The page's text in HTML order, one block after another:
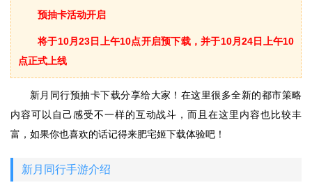
预抽卡活动开启
将于10月23日上午10点开启预下载，并于10月24日上午10
点正式上线
新月同行预抽卡下载分享给大家！在这里很多全新的都市策略
内容可以自己感受不一样的互动战斗，而且在这里内容也比较丰
富，如果你也喜欢的话记得来肥宅姬下载体验吧！
新月同行手游介绍